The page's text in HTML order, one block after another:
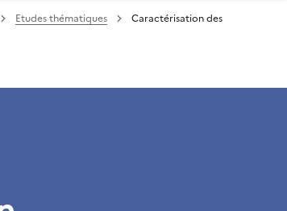
Etudes thématiques
Caractérisation des